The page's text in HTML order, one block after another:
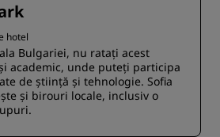
hotel
Bulgariei, nu ratați acest
academic, unde puteți participa
de știință și tehnologie. Sofia
și birouri locale, inclusiv o